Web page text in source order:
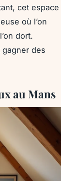
cet espace
où l’on
dort.
des
au Mans